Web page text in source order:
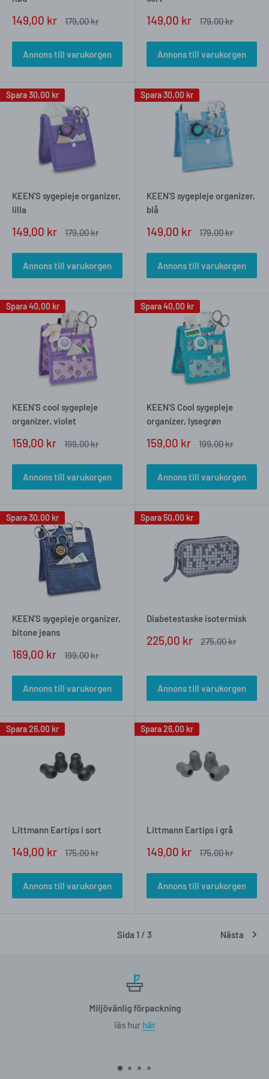
Försäljningspris
149,00 kr
Vanligt
179,00 kr
Annons till varukorgen
Försäljningspris
149,00 kr
Vanligt
179,00 kr
Annons till varukorgen
Spara30,00 kr
KEEN'S sygepleje organizer,
lilla
Försäljningspris
149,00 kr
Vanligt
179,00 kr
Annons till varukorgen
Spara30,00 kr
KEEN'S sygepleje organizer,
blå
Försäljningspris
149,00 kr
Vanligt
179,00 kr
Annons till varukorgen
Spara40,00 kr
KEEN'S cool sygepleje
organizer, violet
Försäljningspris
159,00 kr
Vanligt
199,00 kr
Annons till varukorgen
Spara40,00 kr
KEEN'S Cool sygepleje
organizer, lysegrøn
Försäljningspris
159,00 kr
Vanligt
199,00 kr
Annons till varukorgen
Spara30,00 kr
KEEN'S sygepleje organizer,
bitone jeans
Försäljningspris
169,00 kr
Vanligt
199,00 kr
Annons till varukorgen
Spara50,00 kr
Diabetestaske isotermisk
Försäljningspris
225,00 kr
Vanligt
275,00 kr
Annons till varukorgen
Spara26,00 kr
Littmann Eartips i sort
Försäljningspris
149,00 kr
Vanligt
175,00 kr
Annons till varukorgen
Spara26,00 kr
Littmann Eartips i grå
Försäljningspris
149,00 kr
Vanligt
175,00 kr
Annons till varukorgen
Sida 1 / 3 Nästa
Miljövänlig förpackning
läs hur här